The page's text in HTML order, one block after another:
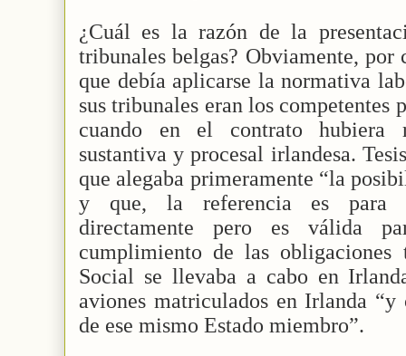
¿Cuál es la razón de la
tribunales belgas? Obviamente, por
que debía aplicarse la normativa
sus tribunales eran los competentes
cuando en el contrato hubiera
sustantiva y procesal irlandesa.
que alegaba primeramente “la
y que, la referencia es para
directamente pero es válida
cumplimiento de las obligaciones
Social se llevaba a cabo en
aviones matriculados en Irlanda
de ese mismo Estado miembro”.